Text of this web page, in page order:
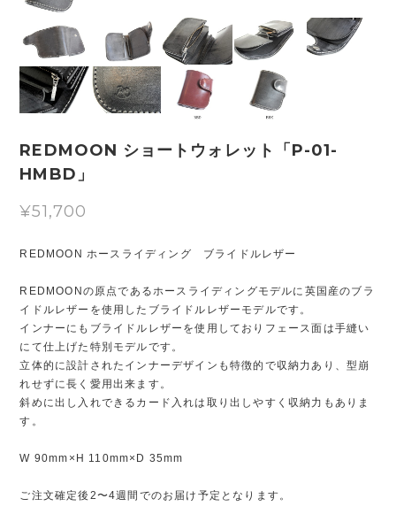
REDMOON ショートウォレット「P-01-
HMBD」
¥51,700
REDMOON ホースライディング ブライドルレザー
REDMOONの原点であるホースライディングモデルに英国産のブラ
イドルレザーを使用したブライドルレザーモデルです。
インナーにもブライドルレザーを使用しておりフェース面は手縫い
にて仕上げた特別モデルです。
立体的に設計されたインナーデザインも特徴的で収納力あり、型崩
れせずに長く愛用出来ます。
斜めに出し入れできるカード入れは取り出しやすく収納力もありま
す。
W 90mm×H 110mm×D 35mm
ご注文確定後2〜4週間でのお届け予定となります。